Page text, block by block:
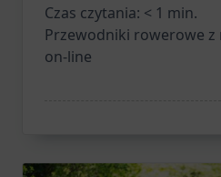
Czas czytania: < 1 min.
Przewodniki rowerowe z
on-line